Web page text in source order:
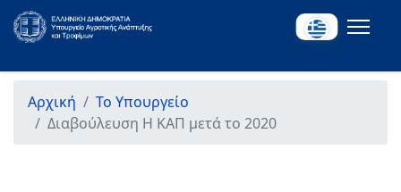
Αρχική
Το Υπουργείο
Διαβούλευση Η ΚΑΠ μετά το 2020